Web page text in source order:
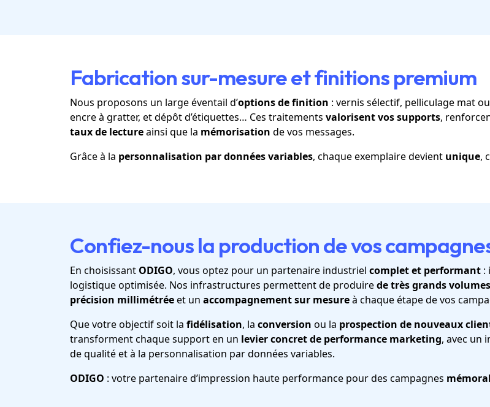
Fabrication sur-mesure et finitions premium
Nous proposons un large éventail d’options de finition : vernis sélectif, pelliculage mat
encre à gratter, et dépôt d’étiquettes… Ces traitements valorisent vos supports,
taux de lectureainsi que la mémorisation de vos messages.
Grâce à la personnalisation par données variables, chaque exemplaire devient unique,
Confiez-nous la production de vos
En choisissant ODIGO, vous optez pour un partenaire industriel complet et performant :
logistique optimisée. Nos infrastructures permettent de produirede très grands volumes
précision millimétréeet un accompagnement sur mesureà chaque étape de vos
Que votre objectif soit la fidélisation, la conversion ou la prospection de nouveaux
transforment chaque support en un levier concret de performance marketing, avec un
de qualité et à la personnalisation par données variables.
ODIGO : votre partenaire d’impression haute performance pour des campagnes